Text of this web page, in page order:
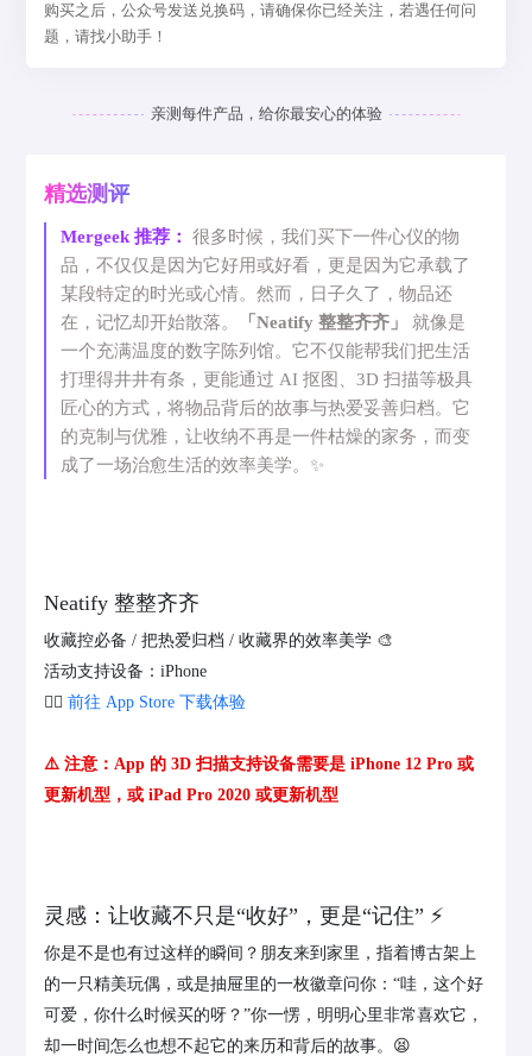
购买之后，公众号发送兑换码，请确保你已经关注，若遇任何问
题，请找小助手！
亲测每件产品，给你最安心的体验
精选测评
Mergeek 推荐：
很多时候，我们买下一件心仪的物
品，不仅仅是因为它好用或好看，更是因为它承载了
某段特定的时光或心情。然而，日子久了，物品还
在，记忆却开始散落。
「Neatify 整整齐齐」
就像是
一个充满温度的数字陈列馆。它不仅能帮我们把生活
打理得井井有条，更能通过 AI 抠图、3D 扫描等极具
匠心的方式，将物品背后的故事与热爱妥善归档。它
的克制与优雅，让收纳不再是一件枯燥的家务，而变
成了一场治愈生活的效率美学。✨
Neatify 整整齐齐
收藏控必备 / 把热爱归档 / 收藏界的效率美学 🎨
活动支持设备：iPhone
👉🏻前往 App Store 下载体验
⚠️ 注意：App 的 3D 扫描支持设备需要是 iPhone 12 Pro 或
更新机型，或 iPad Pro 2020 或更新机型
灵感：让收藏不只是“收好”，更是“记住” ⚡️
你是不是也有过这样的瞬间？朋友来到家里，指着博古架上
的一只精美玩偶，或是抽屉里的一枚徽章问你：“哇，这个好
可爱，你什么时候买的呀？”你一愣，明明心里非常喜欢它，
却一时间怎么也想不起它的来历和背后的故事。😫